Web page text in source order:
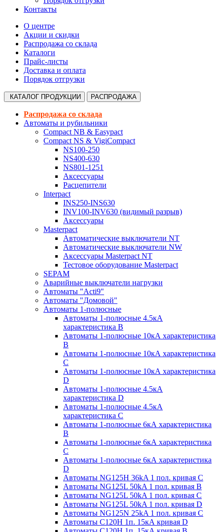
Контакты
О центре
Акции и скидки
Распродажа со склада
Каталоги
Прайс-листы
Доставка и оплата
Порядок отгрузки
КАТАЛОГ ПРОДУКЦИИ РАСПРОДАЖА
Распродажа со склада
Автоматы и рубильники
Compact NB & Easypact
Compact NS & VigiCompact
NS100-250
NS400-630
NS801-1251
Аксессуары
Расцепители
Interpact
INS250-INS630
INV100-INV630 (видимый разрыв)
Аксессуары
Masterpact
Автоматические выключатели NT
Автоматические выключатели NW
Аксессуары Masterpact NT
Тестовое оборудование Masterpact
SEPAM
Аварийные выключатели нагрузки
Автоматы "Acti9"
Автоматы "Домовой"
Автоматы 1-полюсные
Автоматы 1-полюсные 4.5кА
характеристика В
Автоматы 1-полюсные 10кА характеристика
B
Автоматы 1-полюсные 10кА характеристика
C
Автоматы 1-полюсные 10кА характеристика
D
Автоматы 1-полюсные 4.5кА
характеристика D
Автоматы 1-полюсные 4.5кА
характеристика С
Автоматы 1-полюсные 6кА характеристика
B
Автоматы 1-полюсные 6кА характеристика
C
Автоматы 1-полюсные 6кА характеристика
D
Автоматы NG125H 36kA 1 пол. кривая C
Автоматы NG125L 50kA 1 пол. кривая B
Автоматы NG125L 50kA 1 пол. кривая C
Автоматы NG125L 50kA 1 пол. кривая D
Автоматы NG125N 25kA 1 пол. кривая C
Автоматы С120H 1п. 15кА кривая D